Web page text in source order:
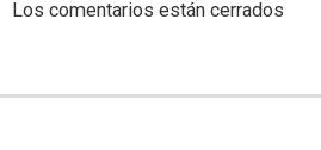
Los comentarios están cerrados